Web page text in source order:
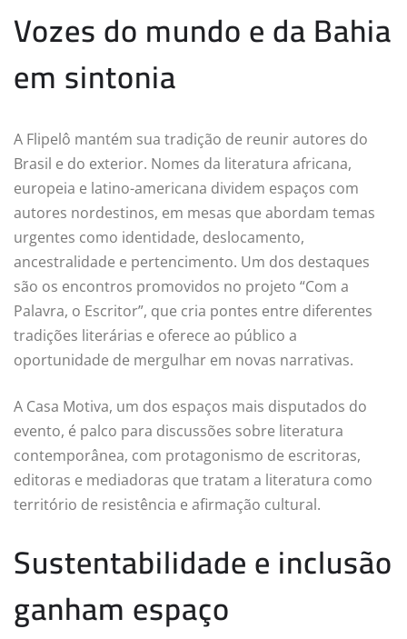
Vozes do mundo e da Bahia
em sintonia
A Flipelô mantém sua tradição de reunir autores do
Brasil e do exterior. Nomes da literatura africana,
europeia e latino-americana dividem espaços com
autores nordestinos, em mesas que abordam temas
urgentes como identidade, deslocamento,
ancestralidade e pertencimento. Um dos destaques
são os encontros promovidos no projeto “Com a
Palavra, o Escritor”, que cria pontes entre diferentes
tradições literárias e oferece ao público a
oportunidade de mergulhar em novas narrativas.
A Casa Motiva, um dos espaços mais disputados do
evento, é palco para discussões sobre literatura
contemporânea, com protagonismo de escritoras,
editoras e mediadoras que tratam a literatura como
território de resistência e afirmação cultural.
Sustentabilidade e inclusão
ganham espaço